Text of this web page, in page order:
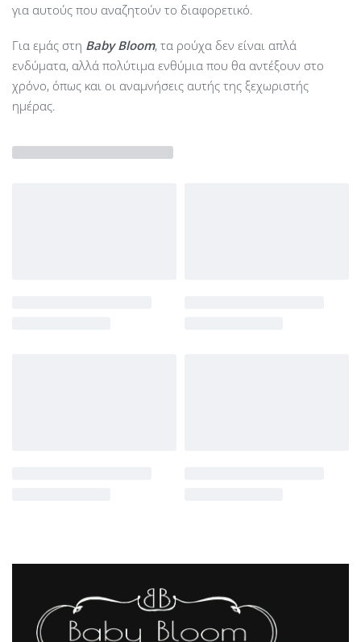
για αυτούς που αναζητούν το διαφορετικό.
Για εμάς στη Baby Bloom, τα ρούχα δεν είναι απλά
ενδύματα, αλλά πολύτιμα ενθύμια που θα αντέξουν στο
χρόνο, όπως και οι αναμνήσεις αυτής της ξεχωριστής
ημέρας.